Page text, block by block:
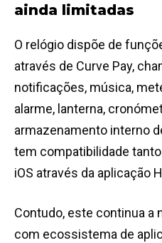
ainda limitadas
O relógio dispõe de
através de Curve Pay,
notificações, música,
alarme, lanterna,
armazenamento interno
tem compatibilidade
iOS através da aplicação
Contudo, este continua a
com ecossistema de